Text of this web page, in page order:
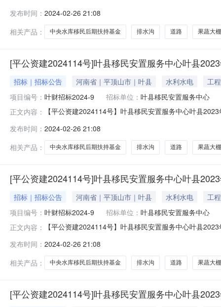
共资源交易中心网站获取招标文件，并于2024年3月19
发布时间： 2024-02-26 21:08
相关产品：
中央水库移民后期扶持基金 排水沟 道路 果蔬大棚
[平公资建2024114号]叶县移民安置服务中心叶县
招标｜招标公告 河南省｜平顶山市｜叶县 水利水电
工程
项目编号： 叶财招标2024-9 招标单位： 叶县移民安置服务中心
正文内容：
【平公资建2024114号】叶县移民安置服务中心叶县
资源交易中心网站获取招标文件，并于2024年3月19日9
发布时间： 2024-02-26 21:08
相关产品：
中央水库移民后期扶持基金 排水沟 道路 果蔬大棚
[平公资建2024114号]叶县移民安置服务中心叶县
招标｜招标公告 河南省｜平顶山市｜叶县 水利水电
工程
项目编号： 叶财招标2024-9 招标单位： 叶县移民安置服务中心
正文内容：
【平公资建2024114号】叶县移民安置服务中心叶县
共资源交易中心网站获取招标文件，并于2024年3月19
发布时间： 2024-02-26 21:08
相关产品：
中央水库移民后期扶持基金 排水沟 道路 果蔬大棚
[平公资建2024114号]叶县移民安置服务中心叶县